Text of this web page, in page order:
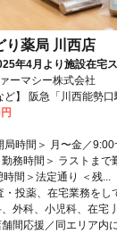
り薬局 川西店
年4月より施設在宅
ーマシー株式会社
局時間＞ 月〜金／
務時間＞ ラストまで
時間＞法定通り ＜残...
・投薬、在宅業務をし
外科、小児科、在宅
間応援／同エリア内